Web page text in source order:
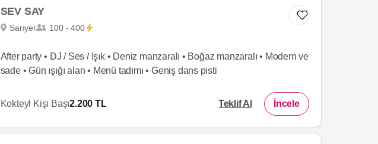
SEV SAY
Sarıyer 100 - 400
After party • DJ / Ses / Işık • Deniz manzaralı • Boğaz manzaralı • Modern ve
sade • Gün ışığı alan • Menü tadımı • Geniş dans pisti
Kokteyl Kişi Başı2.200 TL Teklif Al İncele